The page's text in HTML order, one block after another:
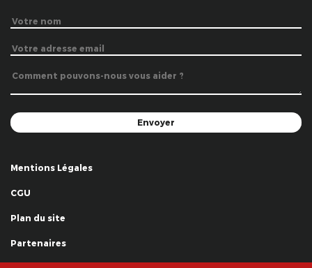
Mentions Légales
CGU
Plan du site
Partenaires